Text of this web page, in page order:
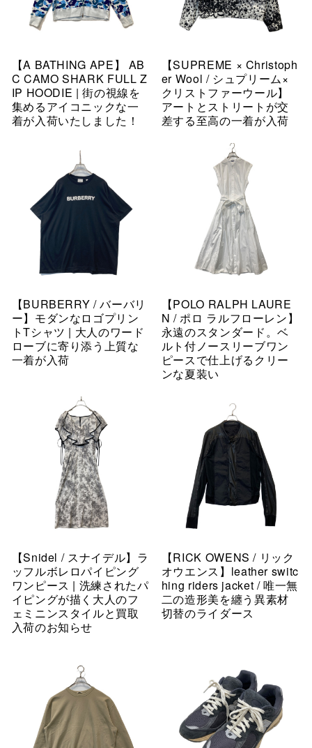
【A BATHING APE】 AB
C CAMO SHARK FULL Z
IP HOODIE | 街の視線を
集めるアイコニックな一
着が入荷いたしました！
【SUPREME × Christoph
er Wool / シュプリーム×
クリストファーウール】
アートとストリートが交
差する至高の一着が入荷
【BURBERRY / バーバリ
ー】モダンなロゴプリン
トTシャツ | 大人のワード
ローブに寄り添う上質な
一着が入荷
【POLO RALPH LAURE
N / ポロ ラルフローレン】
永遠のスタンダード。ベ
ルト付ノースリーブワン
ピースで仕上げるクリー
ンな夏装い
【Snidel / スナイデル】ラ
ッフルボレロパイピング
ワンピース | 洗練されたパ
イピングが描く大人のフ
ェミニンスタイルと買取
入荷のお知らせ
【RICK OWENS / リック
オウエンス】leather switc
hing riders jacket / 唯一無
二の造形美を纏う異素材
切替のライダース